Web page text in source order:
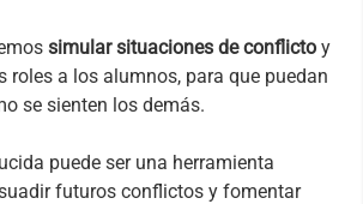
simular situaciones de conflicto y
roles a los alumnos, para que puedan
se sienten los demás.
puede ser una herramienta
futuros conflictos y fomentar